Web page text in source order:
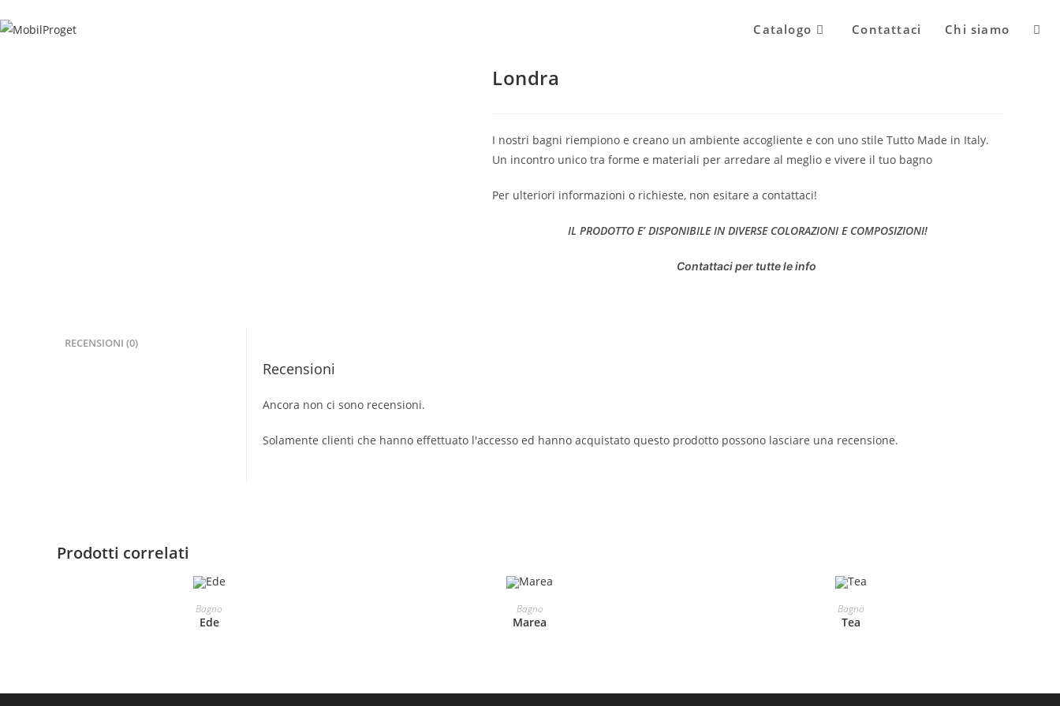
al
Catalogo Contattaci Chi siamo
Londra
I nostri bagni riempiono e creano un ambiente accogliente e con uno stile Tutto Made in Italy.
Un incontro unico tra forme e materiali per arredare al meglio e vivere il tuo bagno
Per ulteriori informazioni o richieste, non esitare a contattaci!
IL PRODOTTO E’ DISPONIBILE IN DIVERSE COLORAZIONI E COMPOSIZIONI!
Contattaci per tutte le info
RECENSIONI (0)
Recensioni
Ancora non ci sono recensioni.
Solamente clienti che hanno effettuato l'accesso ed hanno acquistato questo prodotto possono lasciare una recensione.
Prodotti correlati
LEGGI TUTTO
Bagno
Ede
LEGGI TUTTO
Bagno
Marea
LEGGI TUTTO
Bagno
Tea